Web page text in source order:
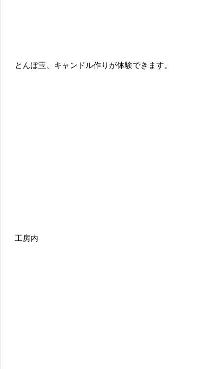
とんぼ玉、キャンドル作りが体験できます。
工房内